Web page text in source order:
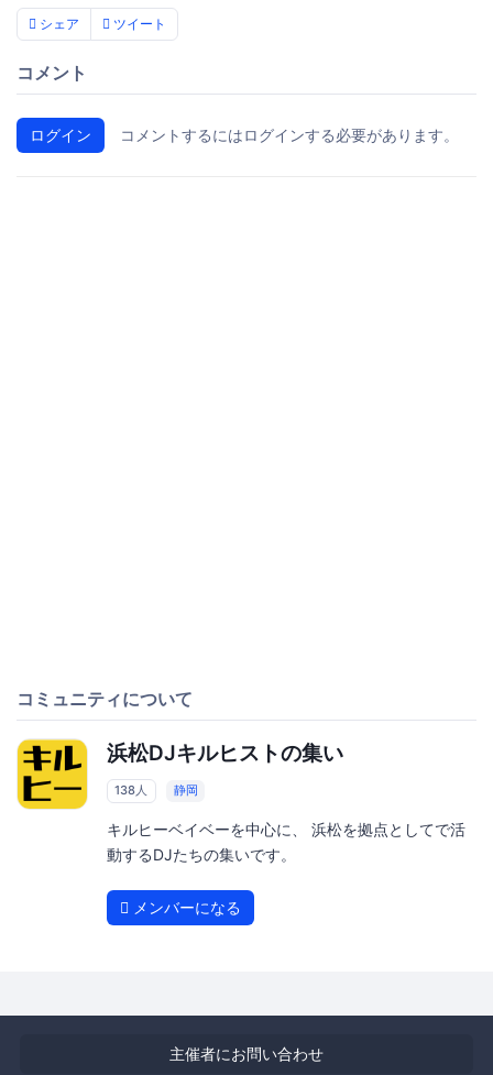
シェア ツイート
コメント
ログイン コメントするにはログインする必要があります。
コミュニティについて
浜松DJキルヒストの集い
138人 静岡
キルヒーベイベーを中心に、 浜松を拠点としてで活
動するDJたちの集いです。
メンバーになる
主催者にお問い合わせ